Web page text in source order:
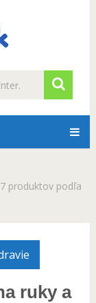
produktov podľa
ruky a